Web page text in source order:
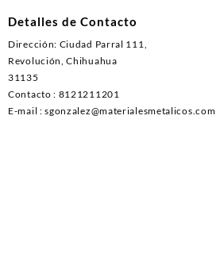
Detalles de Contacto
Dirección: Ciudad Parral 111,
Revolución, Chihuahua
31135
Contacto : 8121211201
E-mail : sgonzalez@materialesmetalicos.com